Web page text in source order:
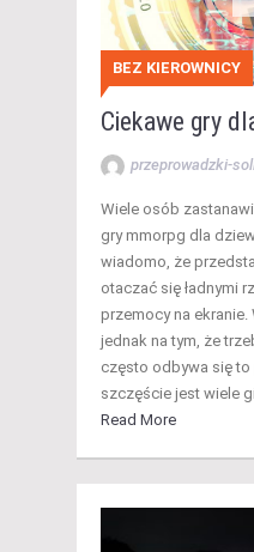
BEZ KIEROWNICY
Ciekawe gry
przeprowadzki-
Wiele osób
gry mmorpg dla
wiadomo, że
otaczać się ładnymi
przemocy na
jednak na tym, że
często odbywa się
szczęście jest wiele
Read More